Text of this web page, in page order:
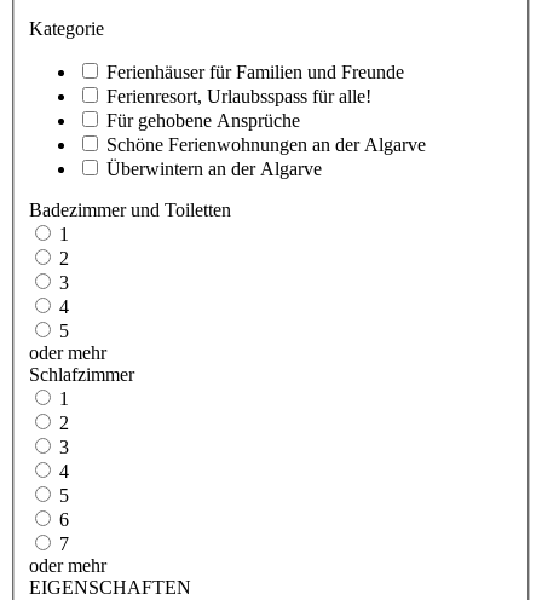
Kategorie
Ferienhäuser für Familien und Freunde
Ferienresort, Urlaubsspass für alle!
Für gehobene Ansprüche
Schöne Ferienwohnungen an der Algarve
Überwintern an der Algarve
Badezimmer und Toiletten
1
2
3
4
5
oder mehr
Schlafzimmer
1
2
3
4
5
6
7
oder mehr
EIGENSCHAFTEN